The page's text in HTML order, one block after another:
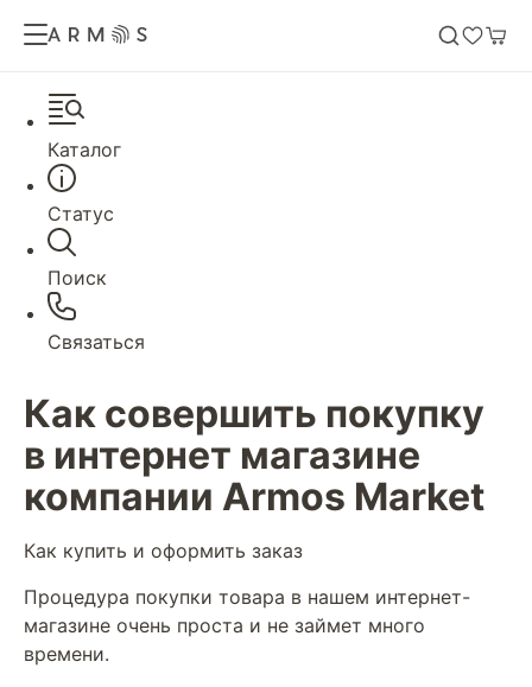
Каталог
Статус
Поиск
Связаться
Как совершить покупку
в интернет магазине
компании Armos Market
Как купить и оформить заказ
Процедура покупки товара в нашем интернет-
магазине очень проста и не займет много
времени.